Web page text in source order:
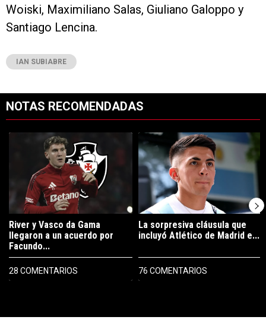
Woiski, Maximiliano Salas, Giuliano Galoppo y
Santiago Lencina.
IAN SUBIABRE
NOTAS RECOMENDADAS
Un artículo de tendencia con el título "River y Vasco da Gama
River y Vasco da Gama
llegaron a un acuerdo por
Facundo...
28 COMENTARIOS
Un artículo de tendencia con el
La sorpresiva cláusula que
incluyó Atlético de Madrid e...
76 COMENTARIOS